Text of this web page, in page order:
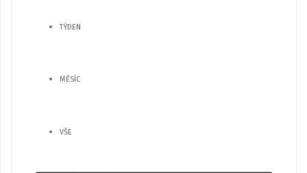
TÝDEN
MĚSÍC
VŠE